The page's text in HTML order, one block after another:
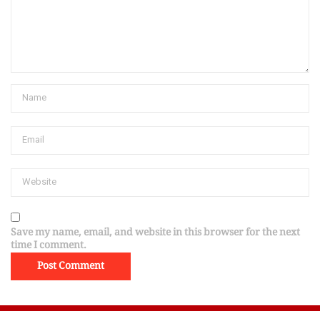
Save my name, email, and website in this browser for the next
time I comment.